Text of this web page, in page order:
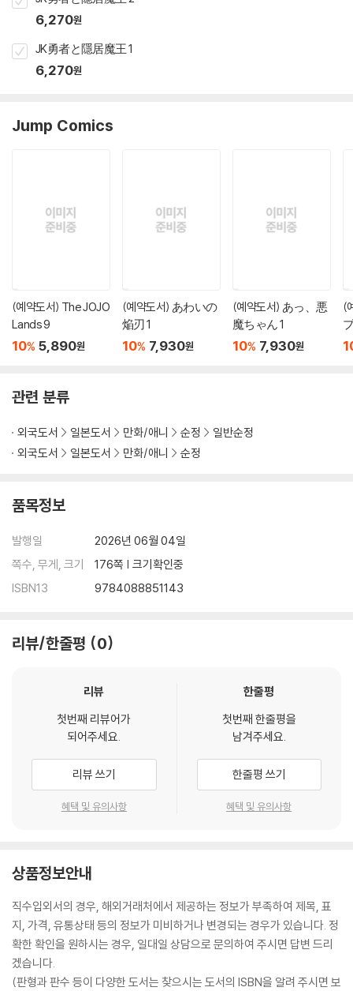
6,270원
JK勇者と隱居魔王 1
6,270원
Jump Comics
(예약도서) The JOJO
Lands 9
10% 5,890원
(예약도서) あわいの
焔刃 1
10% 7,930원
(예약도서) あっ、悪
魔ちゃん 1
10% 7,930원
(
관련 분류
외국도서 일본도서 만화/애니 순정
일반순정
외국도서
일본도서 만화/애니 순정
품목정보
발행일
2026년 06월 04일
쪽수, 무게, 크기
176쪽 | 크기확인중
ISBN13
9784088851143
리뷰/한줄평 0
리뷰
첫번째 리뷰어가
되어주세요.
리뷰 쓰기
혜택 및 유의사항
한줄평
첫번째 한줄평을
남겨주세요.
한줄평 쓰기
혜택 및 유의사항
상품정보안내
직수입외서의 경우, 해외거래처에서 제공하는 정보가 부족하여 제목, 표
지, 가격, 유통상태 등의 정보가 미비하거나 변경되는 경우가 있습니다. 정
확한 확인을 원하시는 경우, 일대일 상담으로 문의하여 주시면 답변 드리
겠습니다.
(판형과 판수 등이 다양한 도서는 찾으시는 도서의 ISBN을 알려 주시면 보